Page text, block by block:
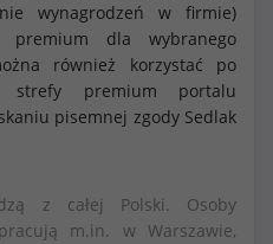
wynagrodzeń w firmie)
premium dla wybranego
również korzystać po
strefy premium portalu
pisemnej zgody Sedlak
z całej Polski. Osoby
m.in. w Warszawie,